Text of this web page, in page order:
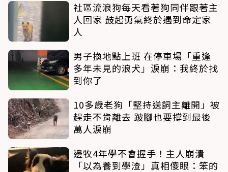
社區流浪狗每天看著狗同伴跟著主
人回家 鼓起勇氣終於遇到命定家
人
男子換地點上班 在停車場「重逢
多年未見的浪犬」淚崩：我終於找
到你了
10多歲老狗「堅持送飼主離開」被
趕走不肯離去 跛腳也要撐到最後
萬人淚崩
邊牧4年學不會握手！主人崩潰
「以為養到學渣」真相傻眼：笨的